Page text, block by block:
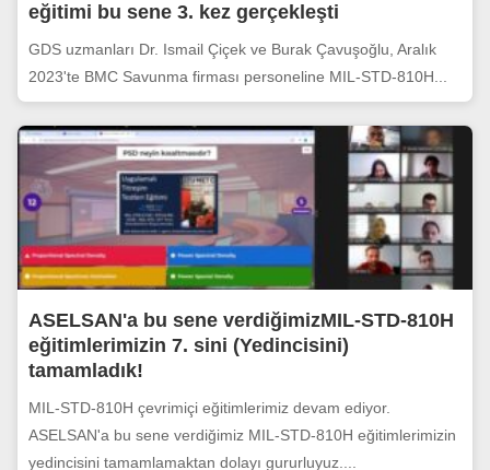
eğitimi bu sene 3. kez gerçekleşti
GDS uzmanları Dr. Ismail Çiçek ve Burak Çavuşoğlu, Aralık
2023'te BMC Savunma firması personeline MIL-STD-810H...
ASELSAN'a bu sene verdiğimizMIL-STD-810H
eğitimlerimizin 7. sini (Yedincisini)
tamamladık!
MIL-STD-810H çevrimiçi eğitimlerimiz devam ediyor.
ASELSAN'a bu sene verdiğimiz MIL-STD-810H eğitimlerimizin
yedincisini tamamlamaktan dolayı gururluyuz....